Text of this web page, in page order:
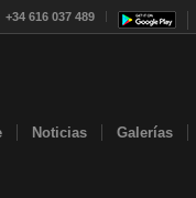
+34 616 037 489
Noticias Galerías